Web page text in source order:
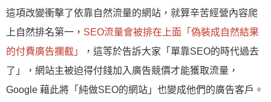
這項改變衝擊了依靠自然流量的網站，就算辛苦經營內容爬
上自然排名第一， SEO流量會被排在上面「偽裝成自然結果
的付費廣告攔截」
，這等於告訴大家「單靠SEO的時代過去
了」，網站主被迫得付錢加入廣告競價才能獲取流量，
Google 藉此將「純做SEO的網站」也變成他們的廣告客戶。